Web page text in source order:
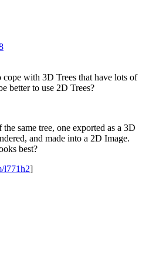
with 3D Trees that have lots of
better to use 2D Trees?
same tree, one exported as a 3D
and made into a 2D Image.
best?
l771h2]